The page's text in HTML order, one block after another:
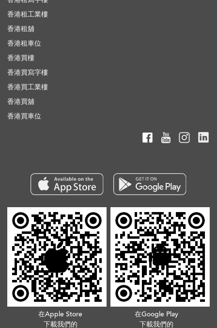
香港租工業樓
香港租舖
香港租車位
香港買樓
香港買寫字樓
香港買工業樓
香港買舖
香港買車位
在Apple Store
下載我們的
在Google Play
下載我們的